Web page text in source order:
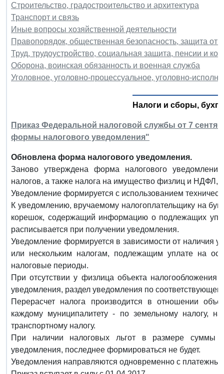
Строительство, градостроительство и архитектура
Транспорт и связь
Иные вопросы хозяйственной деятельности
Правопорядок, общественная безопасность, защита от
Труд, трудоустройство, социальная защита, пенсии и
Оборона, воинская обязанность и военная служба
Уголовное, уголовно-процессуальное, уголовно-
Налоги и сборы,
Приказ Федеральной налоговой службы от 7
формы налогового уведомления"
Обновлена форма налогового уведомления.
Заново утверждена форма налогового
налогов, а также налога на имущество физлиц и НДФЛ,
Уведомление формируется с использованием
К уведомлению, вручаемому налогоплательщику на
корешок, содержащий информацию о подлежащих
расписывается при получении уведомления.
Уведомление формируется в зависимости от наличия
или нескольким налогам, подлежащим уплате на
налоговые периоды.
При отсутствии у физлица объекта
уведомления, раздел уведомления по
Перерасчет налога производится в отношении
каждому муниципалитету - по земельному налогу,
транспортному налогу.
При наличии налоговых льгот в размере суммы
уведомления, последнее формироваться не будет.
Уведомления направляются одновременно с